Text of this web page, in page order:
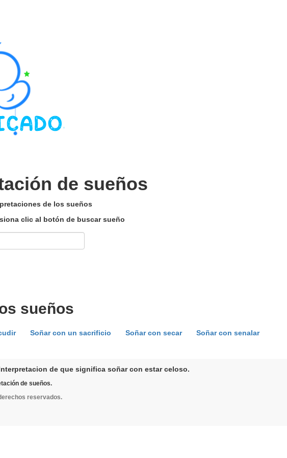
de sueños
de los sueños
clic al botón de buscar sueño
sueños
Soñar con un sacrificio Soñar con secar Soñar con senalar
de que significa soñar con estar celoso.
de sueños.
reservados.